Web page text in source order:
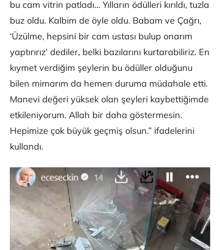
bu cam vitrin patladı… Yılların ödülleri kırıldı, tuzla
buz oldu. Kalbim de öyle oldu. Babam ve Çağrı,
‘Üzülme, hepsini bir cam ustası bulup onarım
yaptırırız’ dediler, belki bazılarını kurtarabiliriz. En
kıymet verdiğim şeylerin bu ödüller olduğunu
bilen mimarım da hemen duruma müdahale etti.
Manevi değeri yüksek olan şeyleri kaybettiğimde
etkileniyorum. Allah bir daha göstermesin.
Hepimize çok büyük geçmiş olsun.” ifadelerini
kullandı.